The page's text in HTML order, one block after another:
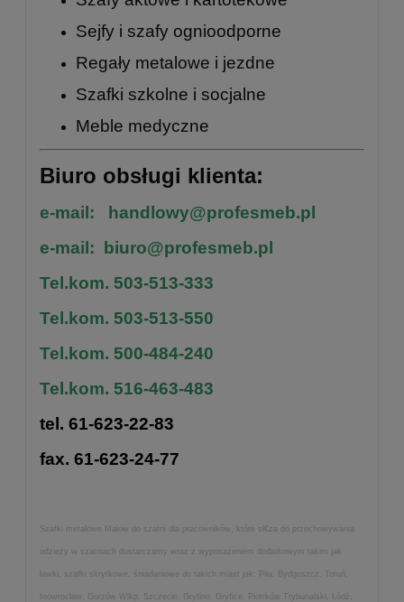
Sejfy i szafy ognioodporne
Regały metalowe i jezdne
Szafki szkolne i socjalne
Meble medyczne
Biuro obsługi klienta:
e-mail:
handlowy@profesmeb.pl
e-mail: biuro@profesmeb.pl
Tel.kom. 503-513-333
Tel.kom. 503-513-550
Tel.kom. 500-484-240
Tel.kom. 516-463-483
tel. 61-623-22-83
fax. 61-623-24-77
Szafki metalowe Malow do szatni dla pracowników, które sł€za do przechowywania
odzieży w szatniach dostarczamy wraz z wyposażeniem dodatkowym takim jak
ławki, szafki skrytkowe, śniadaniowe do takich miast jak: Piła, Bydgoszcz, Toruń,
Inowrocław, Gorzów Wlkp, Szczecin, Gryfino, Gryfice, Piotrków Trybunalski, Łódź,